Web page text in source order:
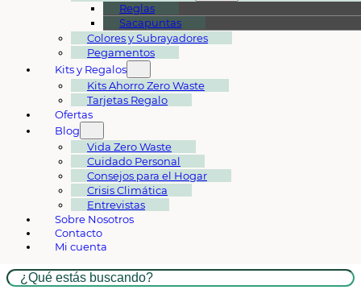
Reglas
Sacapuntas
Colores y Subrayadores
Pegamentos
Kits y Regalos
Kits Ahorro Zero Waste
Tarjetas Regalo
Ofertas
Blog
Vida Zero Waste
Cuidado Personal
Consejos para el Hogar
Crisis Climática
Entrevistas
Sobre Nosotros
Contacto
Mi cuenta
Buscar